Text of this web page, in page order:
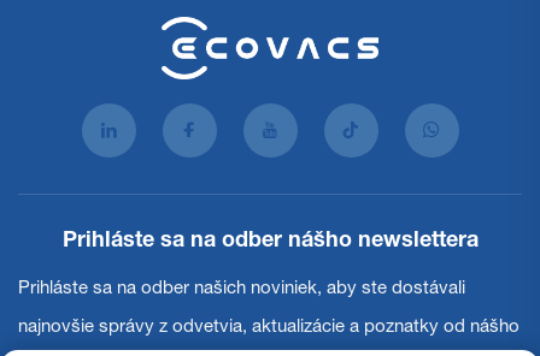
Prihláste sa na odber nášho newslettera
Prihláste sa na odber našich noviniek, aby ste dostávali
najnovšie správy z odvetvia, aktualizácie a poznatky od nášho